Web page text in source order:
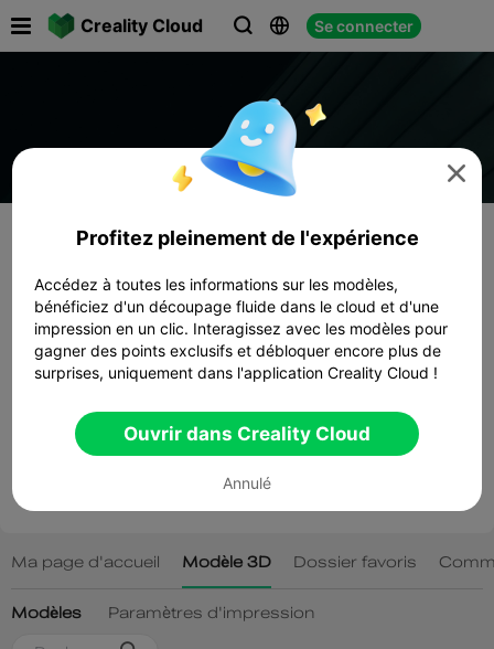
Creality Cloud   Se connecter

Profitez pleinement de l'expérience
Accédez à toutes les informations sur les modèles,
bénéficiez d'un découpage fluide dans le cloud et d'une
impression en un clic. Interagissez avec les modèles pour
gagner des points exclusifs et débloquer encore plus de
surprises, uniquement dans l'application Creality Cloud !
Ouvrir dans Creality Cloud
Annulé